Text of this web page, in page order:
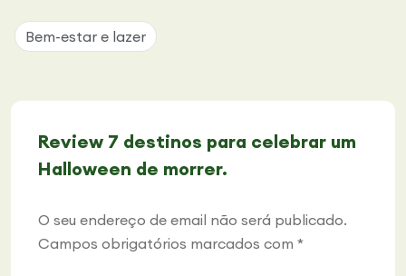
Bem-estar e lazer
Review 7 destinos para celebrar um
Halloween de morrer.
O seu endereço de email não será publicado.
Campos obrigatórios marcados com *